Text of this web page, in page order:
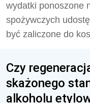
wydatki ponoszone
spożywczych
być zaliczone do
Czy
skażonego
alkoholu